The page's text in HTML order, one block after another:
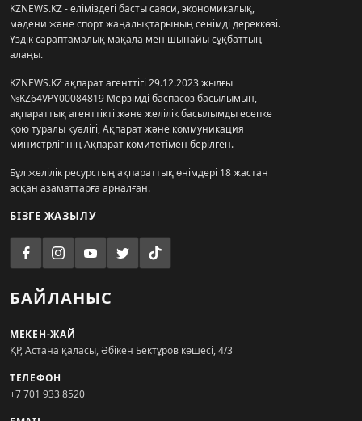
KZNEWS.KZ - еліміздегі басты саяси, экономикалық,
мәдени және спорт жаңалықтарының сенімді дереккөзі.
Үздік сараптамалық мақала мен шынайы сұқбаттың
алаңы.
KZNEWS.KZ ақпарат агенттігі 29.12.2023 жылғы
№KZ64VPY00084819 Мерзімді баспасөз басылымын,
ақпараттық агенттікті және желілік басылымды есепке
қою туралы куәлігі, Ақпарат және коммуникация
министрлігінің Ақпарат комитетімен берілген.
Бұл желілік ресурстың ақпараттық өнімдері 18 жастан
асқан азаматтарға арналған.
БІЗГЕ ЖАЗЫЛУ
БАЙЛАНЫС
МЕКЕН-ЖАЙ
ҚР, Астана қаласы, Әбікен Бектұров көшесі, 4/3
ТЕЛЕФОН
+7 701 933 8520